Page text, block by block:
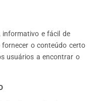
informativo e fácil de
fornecer o conteúdo certo
usuários a encontrar o